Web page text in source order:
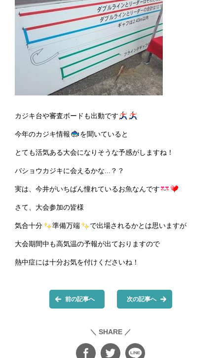
カジキ台や審査ボードも出動です
今年のカジキ情報 を聞いていると
とても活気ある大会になりそうな予感がしますね！
バショウカジキに会えるかな...？？
実は、今井がいちばん憧れているお魚なんです
さて、大会参加の皆様
気合十分 準備万端 で出場されるかとは思いますが
大会期間中も高気温の予報が出ておりますので
熱中症には十分お気を付けくださいね！
前の記事へ 次の記事へ
＼ SHARE ／